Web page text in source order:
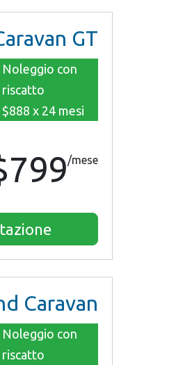
GT
Noleggio con
riscatto
$888 x 24 mesi
/mese
Caravan
Noleggio con
riscatto